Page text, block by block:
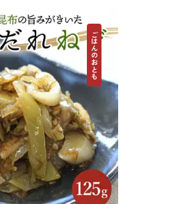
ごはんのおとも